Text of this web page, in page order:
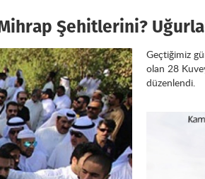
Şehitlerini?
Geçtiğimiz
olan 28
düzenlendi.